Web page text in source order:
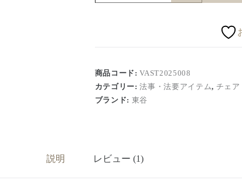
商品コード:VAST2025008
カテゴリー:法事・法要アイテム, チェア
ブランド: 東谷
説明 レビュー (1)